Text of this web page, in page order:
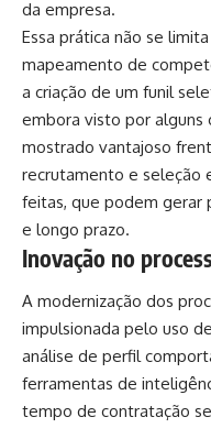
da empresa.
Essa prática não se
mapeamento de
a criação de um funil
embora visto por alguns
mostrado vantajoso
recrutamento e seleção
feitas, que podem gerar
e longo prazo.
Inovação no
A modernização dos
impulsionada pelo uso
análise de perfil
ferramentas de
tempo de contratação